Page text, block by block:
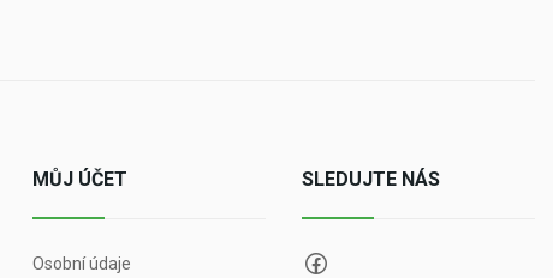
MŮJ ÚČET
Osobní údaje
SLEDUJTE NÁS